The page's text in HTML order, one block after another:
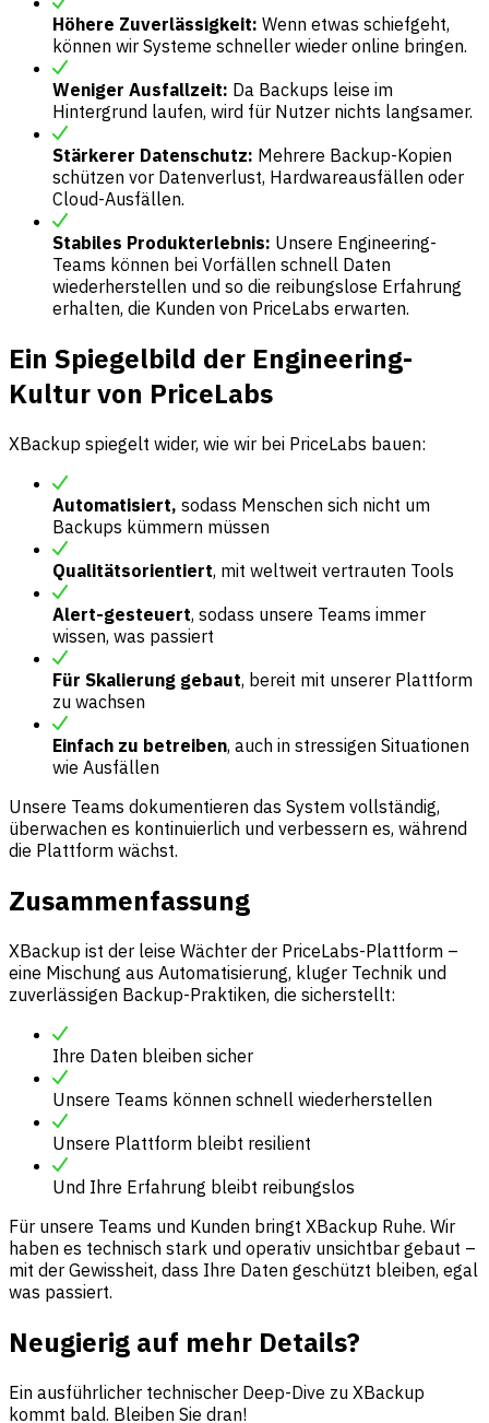
Höhere Zuverlässigkeit: Wenn etwas schiefgeht,
können wir Systeme schneller wieder online bringen.
Weniger Ausfallzeit: Da Backups leise im
Hintergrund laufen, wird für Nutzer nichts langsamer.
Stärkerer Datenschutz: Mehrere Backup-Kopien
schützen vor Datenverlust, Hardwareausfällen oder
Cloud-Ausfällen.
Stabiles Produkterlebnis: Unsere Engineering-
Teams können bei Vorfällen schnell Daten
wiederherstellen und so die reibungslose Erfahrung
erhalten, die Kunden von PriceLabs erwarten.
Ein Spiegelbild der Engineering-
Kultur von PriceLabs
XBackup spiegelt wider, wie wir bei PriceLabs bauen:
Automatisiert, sodass Menschen sich nicht um
Backups kümmern müssen
Qualitätsorientiert, mit weltweit vertrauten Tools
Alert-gesteuert, sodass unsere Teams immer
wissen, was passiert
Für Skalierung gebaut, bereit mit unserer Plattform
zu wachsen
Einfach zu betreiben, auch in stressigen Situationen
wie Ausfällen
Unsere Teams dokumentieren das System vollständig,
überwachen es kontinuierlich und verbessern es, während
die Plattform wächst.
Zusammenfassung
XBackup ist der leise Wächter der PriceLabs-Plattform –
eine Mischung aus Automatisierung, kluger Technik und
zuverlässigen Backup-Praktiken, die sicherstellt:
Ihre Daten bleiben sicher
Unsere Teams können schnell wiederherstellen
Unsere Plattform bleibt resilient
Und Ihre Erfahrung bleibt reibungslos
Für unsere Teams und Kunden bringt XBackup Ruhe. Wir
haben es technisch stark und operativ unsichtbar gebaut –
mit der Gewissheit, dass Ihre Daten geschützt bleiben, egal
was passiert.
Neugierig auf mehr Details?
Ein ausführlicher technischer Deep-Dive zu XBackup
kommt bald. Bleiben Sie dran!